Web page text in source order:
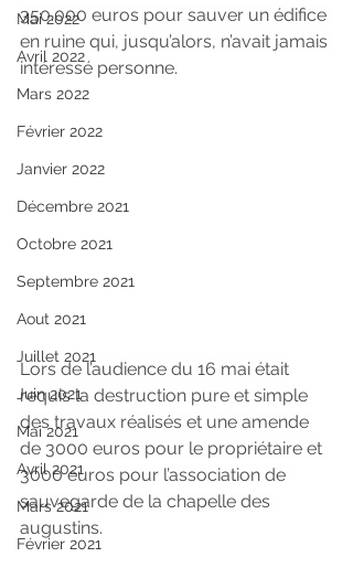
Mai 2022
Avril 2022
Mars 2022
Février 2022
Janvier 2022
Décembre 2021
Octobre 2021
Septembre 2021
Aout 2021
Juillet 2021
Juin 2021
Mai 2021
Avril 2021
Mars 2021
Février 2021
350.000 euros pour sauver un édifice
en ruine qui, jusqu’alors, n’avait jamais
intéressé personne.
Lors de l’audience du 16 mai était
requis la destruction pure et simple
des travaux réalisés et une amende
de 3000 euros pour le propriétaire et
3000 euros pour l’association de
sauvegarde de la chapelle des
augustins.